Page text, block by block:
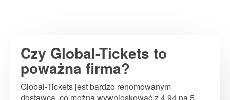
Czy Global-Tickets to
poważna firma?
Global-Tickets jest bardzo renomowanym